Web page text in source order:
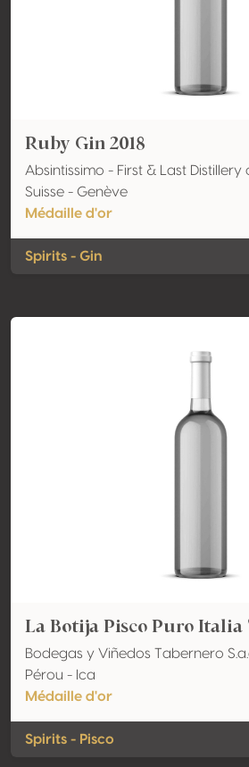
Ruby Gin 2018
Absintissimo - First & Last
Suisse - Genève
Médaille d'or
Spirits - Gin
La Botija Pisco Puro Italia
Bodegas y Viñedos Tabernero
Pérou - Ica
Médaille d'or
Spirits - Pisco